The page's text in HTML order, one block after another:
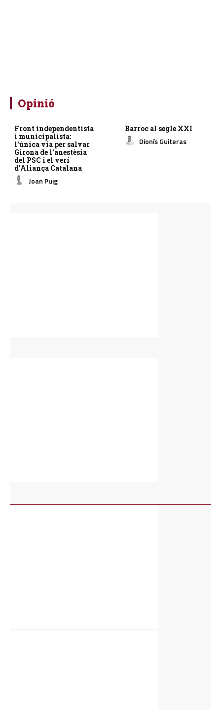
Opinió
Front independentista
i municipalista:
l’única via per salvar
Girona de l’anestèsia
del PSC i el verí
d’Aliança Catalana
Joan Puig
Barroc al segle XXI
Dionís Guiteras